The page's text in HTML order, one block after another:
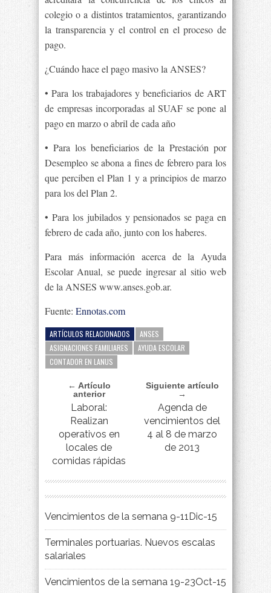
colegio o a distintos tratamientos, garantizando
la transparencia y el control en el proceso de
pago.
¿Cuándo hace el pago masivo la ANSES?
• Para los trabajadores y beneficiarios de ART
de empresas incorporadas al SUAF se pone al
pago en marzo o abril de cada año
• Para los beneficiarios de la Prestación por
Desempleo se abona a fines de febrero para los
que perciben el Plan 1 y a principios de marzo
para los del Plan 2.
• Para los jubilados y pensionados se paga en
febrero de cada año, junto con los haberes.
Para más información acerca de la Ayuda
Escolar Anual, se puede ingresar al sitio web
de la ANSES www.anses.gob.ar.
Fuente: Ennotas.com
ARTÍCULOS RELACIONADOS
ANSES
ASIGNACIONES FAMILIARES
AYUDA ESCOLAR
CONTADOR EN LANUS
← Artículo
anterior
Laboral:
Realizan
operativos en
locales de
comidas rápidas
Siguiente artículo
→
Agenda de
vencimientos del
4 al 8 de marzo
de 2013
Vencimientos de la semana 9-11Dic-15
Terminales portuarias. Nuevos escalas
salariales
Vencimientos de la semana 19-23Oct-15